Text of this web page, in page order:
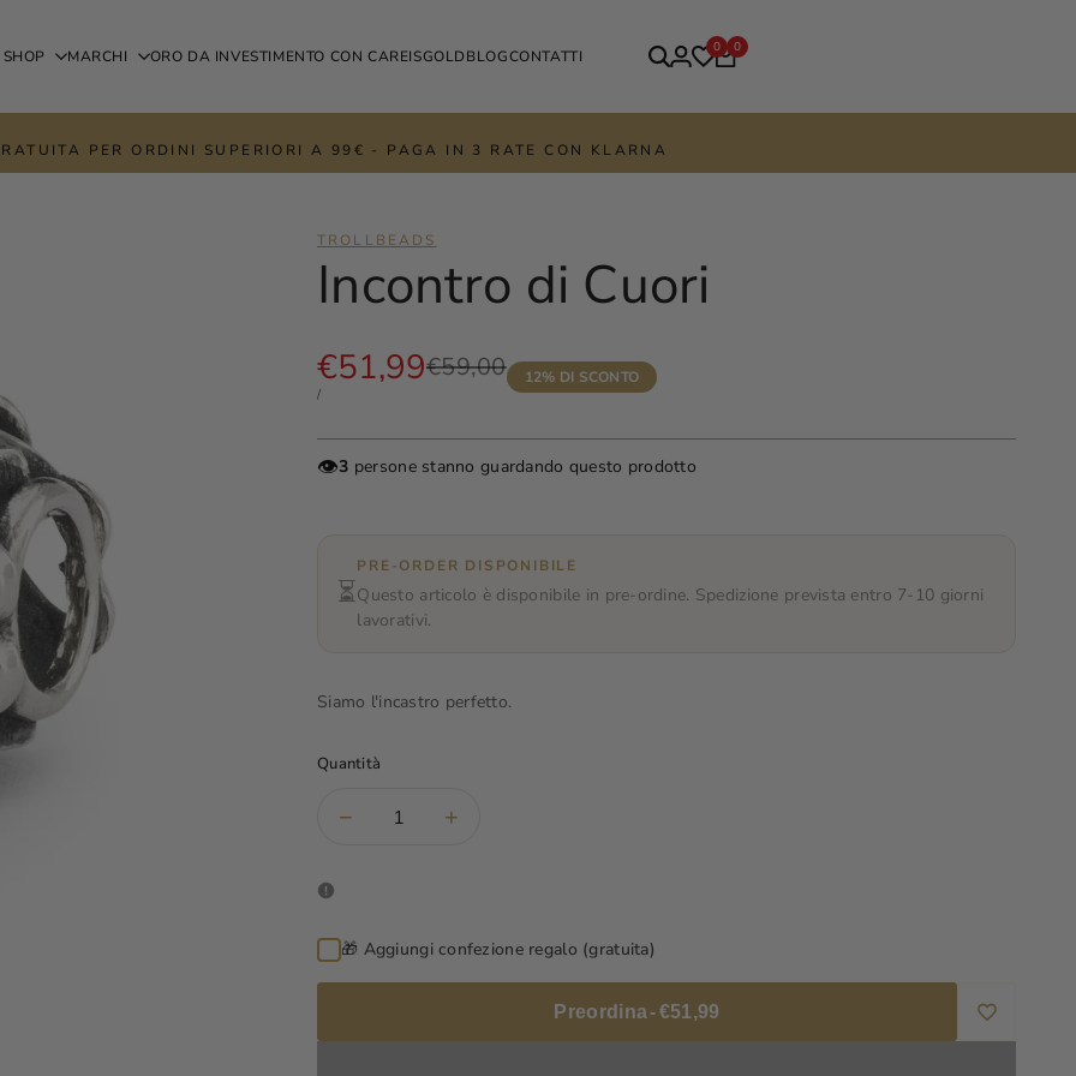
SHOP MARCHI ORO DA INVESTIMENTO CON CAREISGOLDBLOGCONTATTI 0 0
PER ORDINI SUPERIORI A 99€ - PAGA IN 3 RATE CON KLARNA
TROLLBEADS
Incontro di Cuori
Prezzo
€59,00
Prezzo
scontato
€51,99
PREZZO
/PER
12% DI SCONTO
👁️3 persone stanno guardando questo prodotto
⏳
PRE-ORDER DISPONIBILE
Questo articolo è disponibile in pre-ordine. Spedizione prevista entro 7-10 giorni
lavorativi.
Siamo l'incastro perfetto.
Quantità
Diminuisci
di
Cuori
−
Aumenta
Cuori
+
🎁 Aggiungi confezione regalo (gratuita)
Preordina-€51,99
Aggiungi